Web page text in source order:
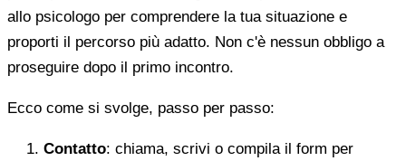
allo psicologo per comprendere la tua situazione e
proporti il percorso più adatto. Non c'è nessun obbligo a
proseguire dopo il primo incontro.
Ecco come si svolge, passo per passo:
Contatto: chiama, scrivi o compila il form per